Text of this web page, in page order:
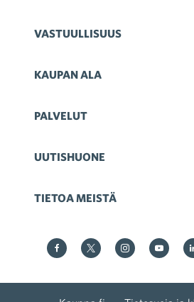
VASTUULLISUUS
KAUPAN ALA
PALVELUT
UUTISHUONE
TIETOA MEISTÄ
Kauppa Facebookissa
Kauppa Twitterissä
Kauppa on